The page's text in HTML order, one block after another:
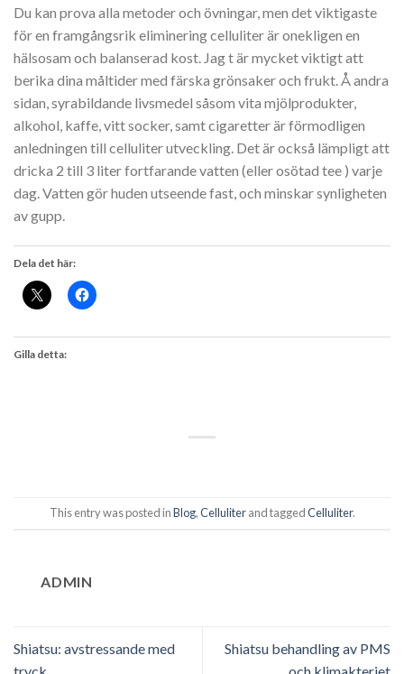
Du kan prova alla metoder och övningar, men det viktigaste
för en framgångsrik eliminering celluliter är onekligen en
hälsosam och balanserad kost. Jag t är mycket viktigt att
berika dina måltider med färska grönsaker och frukt. Å andra
sidan, syrabildande livsmedel såsom vita mjölprodukter,
alkohol, kaffe, vitt socker, samt cigaretter är förmodligen
anledningen till celluliter utveckling. Det är också lämpligt att
dricka 2 till 3 liter fortfarande vatten (eller osötad tee ) varje
dag. Vatten gör huden utseende fast, och minskar synligheten
av gupp.
Dela det här:
Gilla detta:
This entry was posted inBlog,Celluliterand taggedCelluliter.
ADMIN
Shiatsu: avstressande med
Shiatsu behandling av PMS